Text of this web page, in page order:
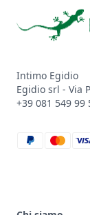
Intimo Egidio
Egidio srl - Via
+39 081 549 99
paypal
mastercard
visa
maestro
google_pay